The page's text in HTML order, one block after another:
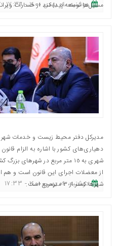
مسیل‌ها توسعه پیدا کند از خسارات
دوشنبه، ٠٤ بهمن ١٤٠٠ - ١٧:٣٦
مدیرکل دفتر محیط زیست و خدمات
دهیاری‌های کشور با اشاره به الزام
شهری به ١٥ متر مربع در
از معضلات اجرای این قانون است و هم
شهرها کمتر از ٣ مترمربع است.
دوشنبه، ٠٤ بهمن ١٤٠٠ - ١٧:٣٣